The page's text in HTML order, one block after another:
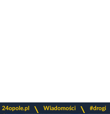
24opole.pl Wiadomości #drogi